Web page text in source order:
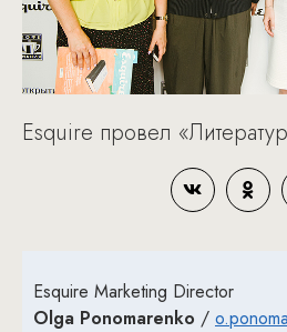
Esquire провел
Esquire Marketing Director
Olga Ponomarenko /